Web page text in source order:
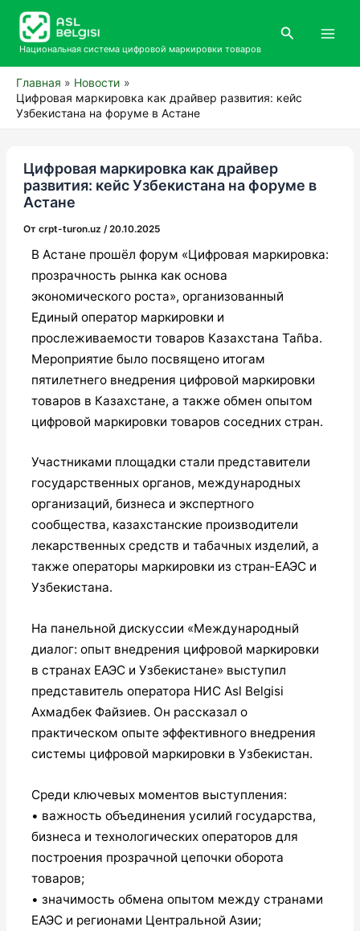
Перейти
содержимому
Национальная система цифровой маркировки товаров
Поиск
Главная
Новости
Цифровая маркировка как драйвер развития: кейс
Узбекистана на форуме в Астане
Цифровая маркировка как драйвер
развития: кейс Узбекистана на форуме в
Астане
От crpt-turon.uz /20.10.2025
В Астане прошёл форум «Цифровая маркировка:
прозрачность рынка как основа
экономического роста», организованный
Единый оператор маркировки и
прослеживаемости товаров Казахстана Tañba.
Мероприятие было посвящено итогам
пятилетнего внедрения цифровой маркировки
товаров в Казахстане, а также обмен опытом
цифровой маркировки товаров соседних стран.
Участниками площадки стали представители
государственных органов, международных
организаций, бизнеса и экспертного
сообщества, казахстанские производители
лекарственных средств и табачных изделий, а
также операторы маркировки из стран‑ЕАЭС и
Узбекистана.
На панельной дискуссии «Международный
диалог: опыт внедрения цифровой маркировки
в странах ЕАЭС и Узбекистане» выступил
представитель оператора НИС Asl Belgisi
Ахмадбек Файзиев. Он рассказал о
практическом опыте эффективного внедрения
системы цифровой маркировки в Узбекистан.
Среди ключевых моментов выступления:
• важность объединения усилий государства,
бизнеса и технологических операторов для
построения прозрачной цепочки оборота
товаров;
• значимость обмена опытом между странами
ЕАЭС и регионами Центральной Азии;